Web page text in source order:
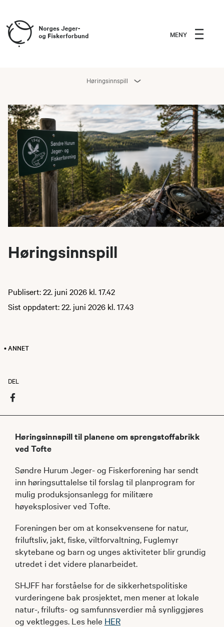
MENY
Høringsinnspill
Høringsinnspill
Publisert: 22. juni 2026 kl. 17.42
Sist oppdatert: 22. juni 2026 kl. 17.43
• ANNET
DEL
Høringsinnspill til planene om sprengstoffabrikk
ved Tofte
Søndre Hurum Jeger- og Fiskerforening har sendt
inn høringsuttalelse til forslag til planprogram for
mulig produksjonsanlegg for militære
høyeksplosiver ved Tofte.
Foreningen ber om at konsekvensene for natur,
friluftsliv, jakt, fiske, viltforvaltning, Fuglemyr
skytebane og barn og unges aktiviteter blir grundig
utredet i det videre planarbeidet.
SHJFF har forståelse for de sikkerhetspolitiske
vurderingene bak prosjektet, men mener at lokale
natur-, frilufts- og samfunnsverdier må synliggjøres
og vektlegges. Les hele HER